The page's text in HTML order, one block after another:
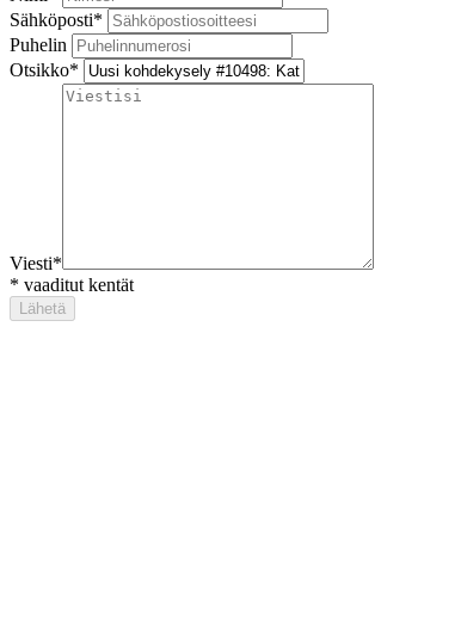
Sähköposti*
Puhelin
Otsikko*
Viesti*
* vaaditut kentät